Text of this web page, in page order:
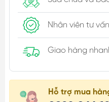
Nhân viên tư
Giao hàng
Hỗ trợ mua